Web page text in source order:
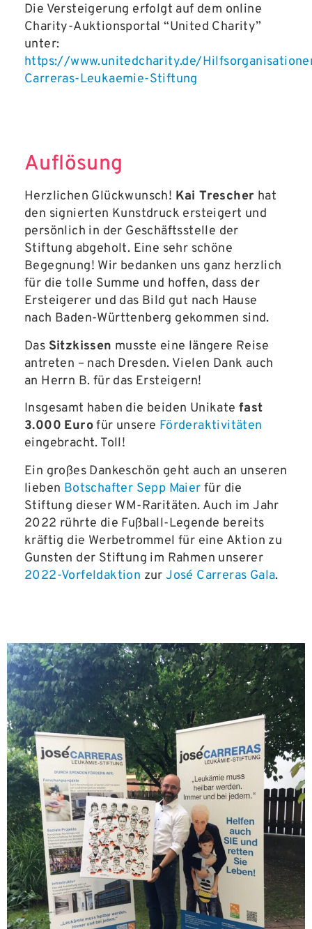
Die Versteigerung erfolgt auf dem online
Charity-Auktionsportal “United Charity”
unter:
https://www.unitedcharity.de/
Carreras-Leukaemie-Stiftung
Auflösung
Herzlichen Glückwunsch! Kai Trescher hat
den signierten Kunstdruck ersteigert und
persönlich in der Geschäftsstelle der
Stiftung abgeholt. Eine sehr schöne
Begegnung! Wir bedanken uns ganz herzlich
für die tolle Summe und hoffen, dass der
Ersteigerer und das Bild gut nach Hause
nach Baden-Württenberg gekommen sind.
Das Sitzkissen musste eine längere Reise
antreten – nach Dresden. Vielen Dank auch
an Herrn B. für das Ersteigern!
Insgesamt haben die beiden Unikate fast
3.000 Eurofür unsere Förderaktivitäten
eingebracht. Toll!
Ein großes Dankeschön geht auch an unseren
lieben Botschafter Sepp Maier für die
Stiftung dieser WM-Raritäten. Auch im Jahr
2022 rührte die Fußball-Legende bereits
kräftig die Werbetrommel für eine Aktion zu
Gunsten der Stiftung im Rahmen unserer
2022-Vorfeldaktion zurJosé Carreras Gala.